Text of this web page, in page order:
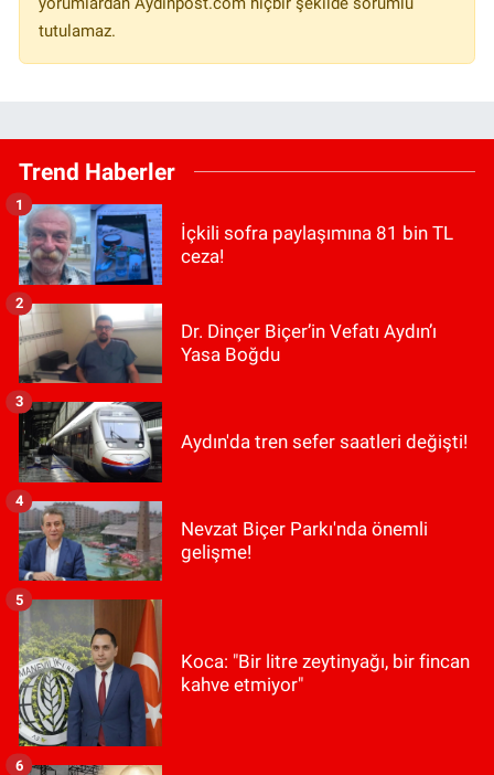
tutulamaz.
Trend Haberler
İçkili sofra paylaşımına 81 bin TL
ceza!
1
Dr. Dinçer Biçer’in Vefatı Aydın’ı
Yasa Boğdu
2
Aydın'da tren sefer saatleri değişti!
3
Nevzat Biçer Parkı'nda önemli
gelişme!
4
Koca: "Bir litre zeytinyağı, bir fincan
kahve etmiyor"
5
6